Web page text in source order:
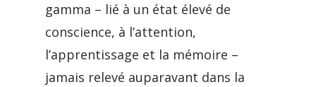
gamma – lié à un état élevé de
conscience, à l’attention,
l’apprentissage et la mémoire –
jamais relevé auparavant dans la